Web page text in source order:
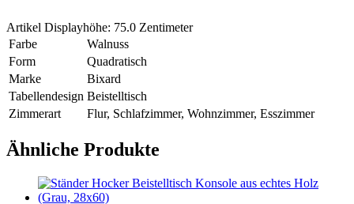
Artikel Displayhöhe: 75.0 Zentimeter
Farbe
Walnuss
Form
Quadratisch
Marke
Bixard
Tabellendesign Beistelltisch
Zimmerart
Flur, Schlafzimmer, Wohnzimmer, Esszimmer
Ähnliche Produkte